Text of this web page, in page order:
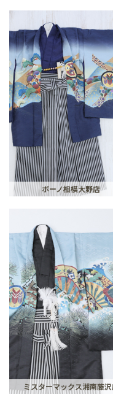
ボーノ相模大野店
ミスターマックス湘南藤